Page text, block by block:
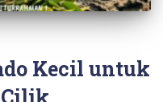
Kecil untuk